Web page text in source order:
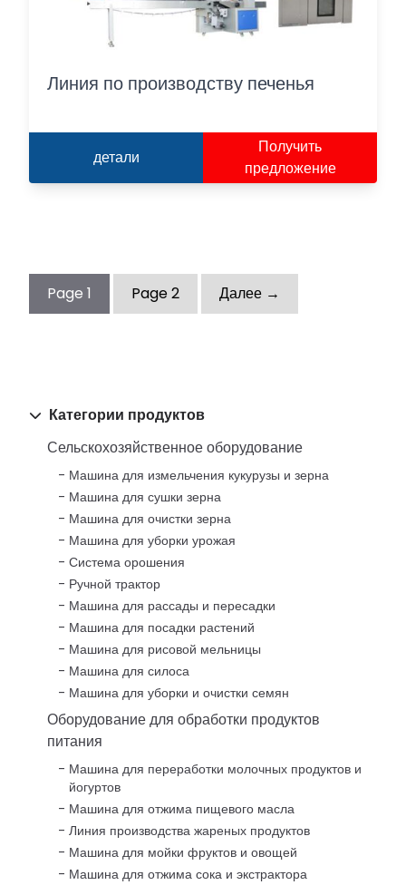
Категории продуктов
Сельскохозяйственное оборудование
Машина для измельчения кукурузы и зерна
Машина для сушки зерна
Машина для очистки зерна
Машина для уборки урожая
Система орошения
Ручной трактор
Машина для рассады и пересадки
Машина для посадки растений
Машина для рисовой мельницы
Машина для силоса
Машина для уборки и очистки семян
Оборудование для обработки продуктов
питания
Машина для переработки молочных продуктов и
йогуртов
Машина для отжима пищевого масла
Линия производства жареных продуктов
Машина для мойки фруктов и овощей
Машина для отжима сока и экстрактора
Линия по производству печенья
детали
Получить
предложение
Page 1 Page2 Далее →